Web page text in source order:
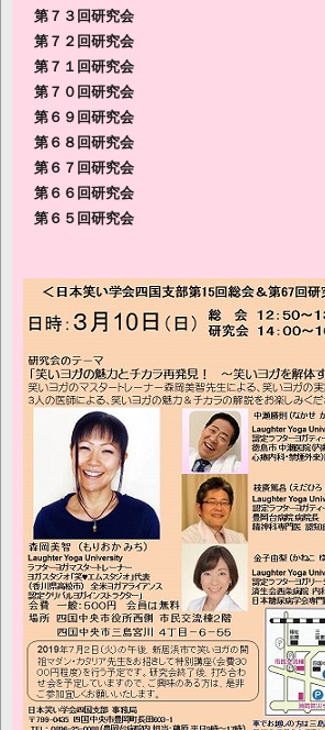
第７３回研究会
第７２回研究会
第７１回研究会
第７０回研究会
第６９回研究会
第６８回研究会
第６７回研究会
第６６回研究会
第６５回研究会